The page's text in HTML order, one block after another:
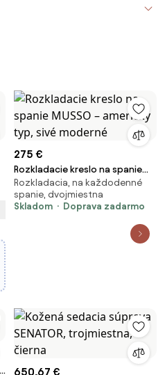
275 €
Rozkladacie kreslo na spanie
MUSSO – americký typ, sivé
moderné
Rozkladacia, na každodenné
spanie, dvojmiestna
Skladom
Doprava zadarmo
650,67 €